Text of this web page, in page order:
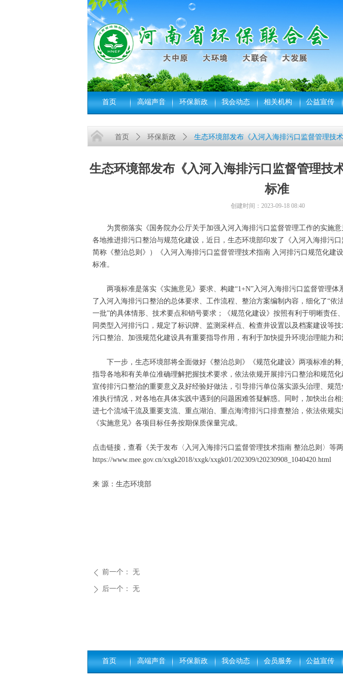
首页 高端声音 环保新政 我会动态 相关机构 公益宣传
生态环境部发布《入河入海排污口监督管理技
标准
为贯彻落实《国务院办公厅关于加强入河入海排污口监督管理工作的实施意
各地推进排污口整治与规范化建设，近日，生态环境部印发了《入河入海排污
简称《整治总则》）《入河入海排污口监督管理技术指南 入河排污口规范化建
标准。
两项标准是落实《实施意见》要求、构建“1+N”入河入海排污口监督管理体
了入河入海排污口整治的总体要求、工作流程、整治方案编制内容，细化了“依
一批”的具体情形、技术要点和销号要求；《规范化建设》按照有利于明晰责任
同类型入河排污口，规定了标识牌、监测采样点、检查井设置以及档案建设等
污口整治、加强规范化建设具有重要指导作用，有利于加快提升环境治理能力和
下一步，生态环境部将全面做好《整治总则》《规范化建设》两项标准的释
指导各地和有关单位准确理解把握技术要求，依法依规开展排污口整治和规范
宣传排污口整治的重要意义及好经验好做法，引导排污单位落实源头治理、规
准执行情况，对各地在具体实践中遇到的问题困难答疑解惑。同时，加快出台
进七个流域干流及重要支流、重点湖泊、重点海湾排污口排查整治，依法依规
《实施意见》各项目标任务按期保质保量完成。
点击链接，查看《关于发布〈入河入海排污口监督管理技术指南 整治总则〉等
https://www.mee.gov.cn/xxgk2018/xxgk/xxgk01/202309/t20230908_1040420.html
来 源：生态环境部
ꄴ 前一个： 无
ꄲ 后一个： 无
首页 ꄲ 环保新政 ꄲ 生态环境部发布《入河入海排污口监督管理技
创建时间： 2023-09-18 08:40
首页 高端声音 环保新政 我会动态 会员服务 公益宣传